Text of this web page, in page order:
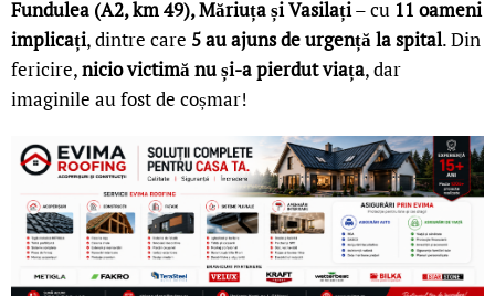
Fundulea (A2, km 49), Măriuța și Vasilați– cu 11 oameni
implicați, dintre care 5 au ajuns de urgență la spital. Din
fericire,nicio victimă nu și-a pierdut viața, dar
imaginile au fost de coșmar!